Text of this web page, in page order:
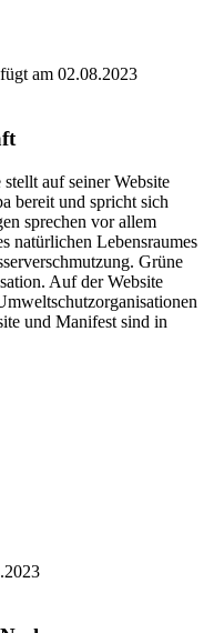
am 02.08.2023
auf seiner Website
bereit und spricht sich
sprechen vor allem
natürlichen Lebensraumes
Grüne
Auf der Website
und Manifest sind in